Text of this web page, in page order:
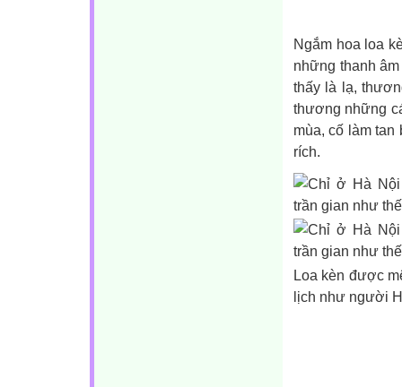
Ngắm hoa loa
những thanh
thấy là lạ,
thương những
mùa, cố làm
rích.
Loa kèn được
lịch như người